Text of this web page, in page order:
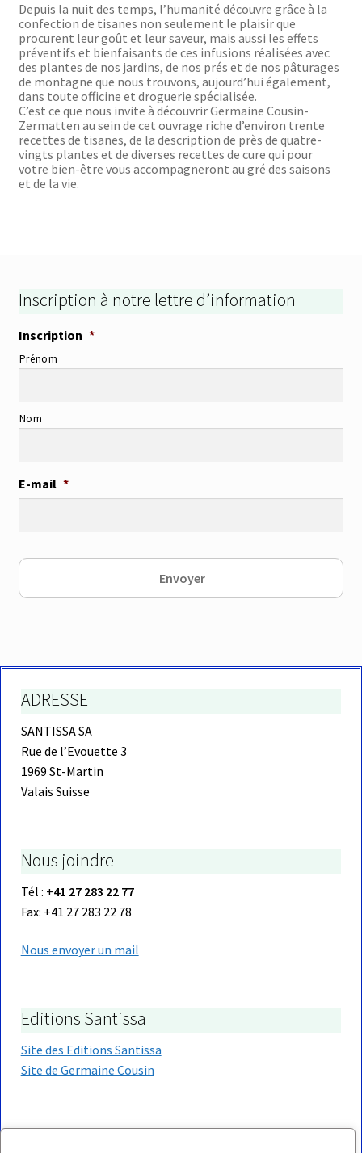
Depuis la nuit des temps, l’humanité découvre grâce à la
confection de tisanes non seulement le plaisir que
procurent leur goût et leur saveur, mais aussi les effets
préventifs et bienfaisants de ces infusions réalisées avec
des plantes de nos jardins, de nos prés et de nos pâturages
de montagne que nous trouvons, aujourd’hui également,
dans toute officine et droguerie spécialisée.
C’est ce que nous invite à découvrir Germaine Cousin-
Zermatten au sein de cet ouvrage riche d’environ trente
recettes de tisanes, de la description de près de quatre-
vingts plantes et de diverses recettes de cure qui pour
votre bien-être vous accompagneront au gré des saisons
et de la vie.
Inscription à notre lettre d’information
Inscription *
Prénom
Nom
E-mail *
ADRESSE
SANTISSA SA
Rue de l’Evouette 3
1969 St-Martin
Valais Suisse
Nous joindre
Tél : +41 27 283 22 77
Fax: +41 27 283 22 78
Nous envoyer un mail
Editions Santissa
Site des Editions Santissa
Site de Germaine Cousin